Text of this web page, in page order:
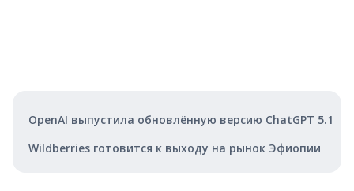
OpenAI выпустила обновлённую версию ChatGPT 5.1
Wildberries готовится к выходу на рынок Эфиопии